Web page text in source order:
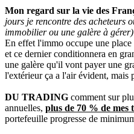
Mon regard sur la vie des
jours je rencontre des acheteurs
immobilier ou une galère à gérer)
En effet l'immo occupe une place
et ce dernier conditionnera en
une galère qu'il vont payer une
l'extérieur ça a l'air évident, mais
DU TRADING comment sur
annuelles, plus de 70 % de mes
portefeuille progresse de